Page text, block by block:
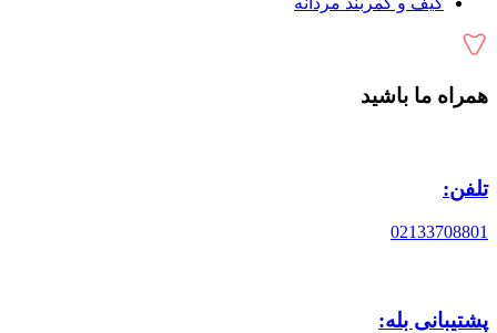
همراه ما باشید
تلفن:
02133708801
پشتیبانی بله: